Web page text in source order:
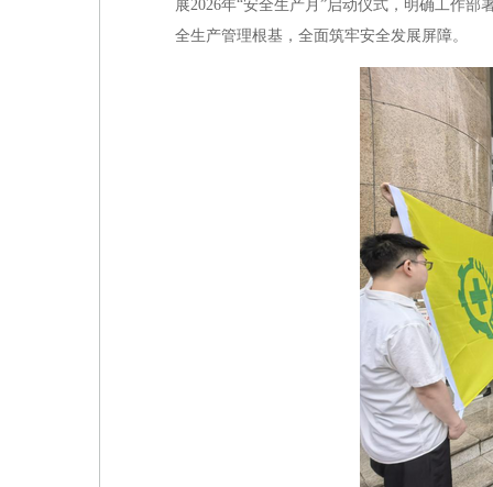
展2026年“安全生产月”启动仪式，明确工作
全生产管理根基，全面筑牢安全发展屏障。